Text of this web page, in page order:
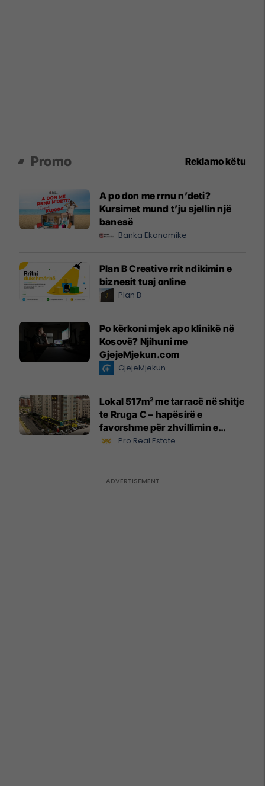
Promo Reklamo këtu
A po don me rrnu n’deti?
Kursimet mund t’ju sjellin një
banesë
Banka Ekonomike
Plan B Creative rrit ndikimin e
biznesit tuaj online
Plan B
Po kërkoni mjek apo klinikë në
Kosovë? Njihuni me
GjejeMjekun.com
GjejeMjekun
Lokal 517m² me tarracë në shitje
te Rruga C – hapësirë e
favorshme për zhvillimin e
biznesit #15796
Pro Real Estate